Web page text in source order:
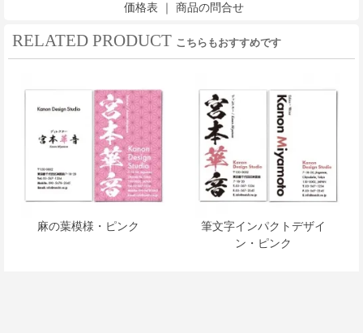
価格表 ｜ 商品の問合せ
RELATED PRODUCT こちらもおすすめです
麻の葉模様・ピンク
筆文字インパクトデザイ
ン・ピンク